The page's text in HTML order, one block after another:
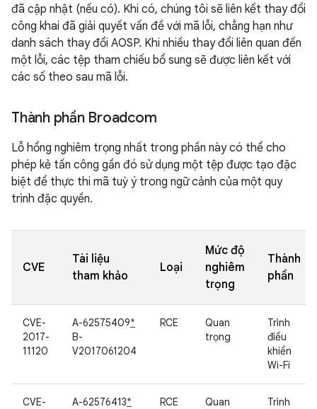
đã cập nhật (nếu có). Khi có, chúng tôi sẽ liên kết thay đổi
công khai đã giải quyết vấn đề với mã lỗi, chẳng hạn như
danh sách thay đổi AOSP. Khi nhiều thay đổi liên quan đến
một lỗi, các tệp tham chiếu bổ sung sẽ được liên kết với
các số theo sau mã lỗi.
Thành phần Broadcom
Lỗ hổng nghiêm trọng nhất trong phần này có thể cho
phép kẻ tấn công gần đó sử dụng một tệp được tạo đặc
biệt để thực thi mã tuỳ ý trong ngữ cảnh của một quy
trình đặc quyền.
CVE
Tài liệu
tham khảo
Loại
Mức độ
nghiêm
trọng
Thành
phần
CVE-
2017-
11120
A-62575409*
B-
V2017061204
RCE
Quan
trọng
Trình
điều
khiển
Wi-Fi
CVE-
A-62576413*
RCE
Quan
Trình